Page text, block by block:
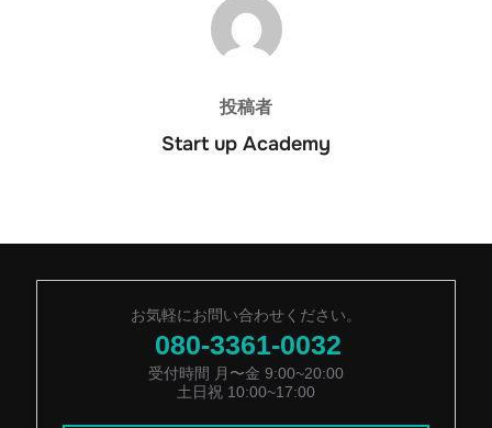
投稿者
投稿者
Start up Academy
お気軽にお問い合わせください。
080-3361-0032
受付時間 月〜金 9:00~20:00
土日祝 10:00~17:00